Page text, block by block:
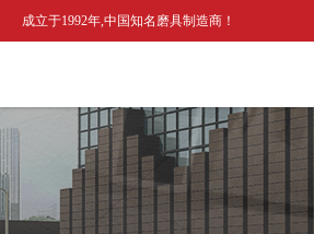
成立于1992年,中国知名磨具制造商！